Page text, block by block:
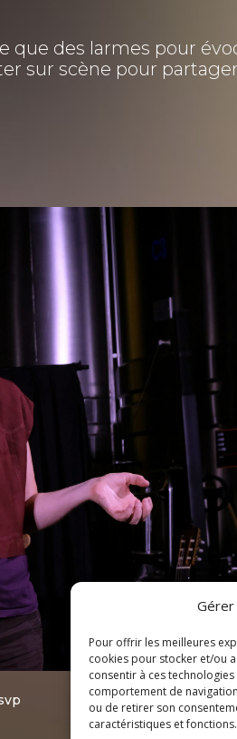
Pour offrir les meilleures
cookies pour stocker et/ou
consentir à ces
comportement de
ou de retirer son
caractéristiques et fonctions.
que des larmes pour
sur scène pour